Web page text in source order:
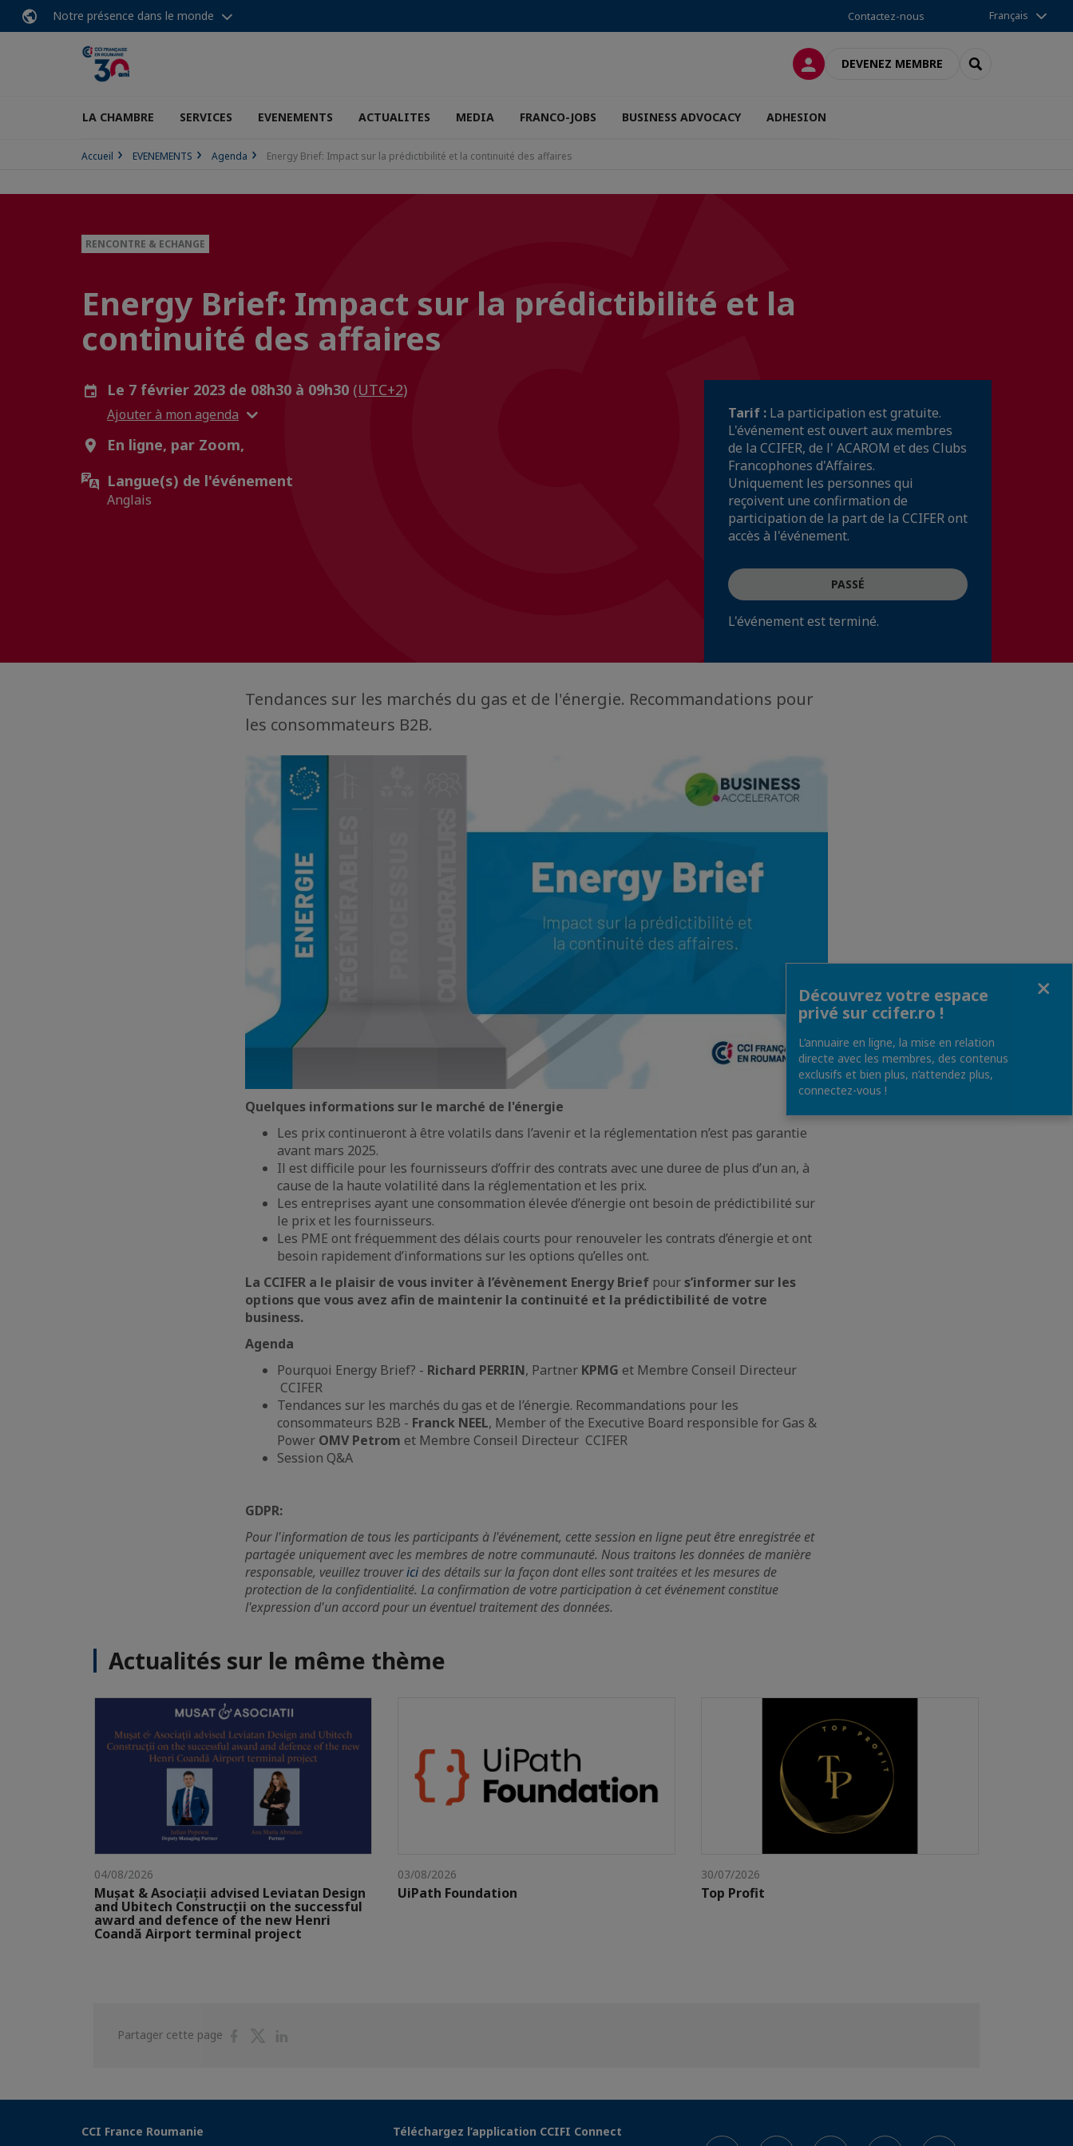
Notre présence dans le monde Contactez-nous Français
CONNEXIONDEVENEZ MEMBRE RECHERCHER
LA CHAMBRE SERVICES EVENEMENTS ACTUALITES MEDIA FRANCO-JOBS BUSINESS ADVOCACY ADHESION
Accueil EVENEMENTS Agenda Energy Brief: Impact sur la prédictibilité et la continuité des affaires
RENCONTRE & ECHANGE
Energy Brief: Impact sur la prédictibilité et la
continuité des affaires
Le 7 février 2023 de 08h30 à 09h30 (UTC+2)
Ajouter à mon agenda
En ligne, par Zoom,
Langue(s) de l'événement
Anglais
Tarif : La participation est gratuite.
L'événement est ouvert aux membres
de la CCIFER, de l' ACAROM et des Clubs
Francophones d'Affaires.
Uniquement les personnes qui
reçoivent une confirmation de
participation de la part de la CCIFER ont
accès à l'événement.
PASSÉ
L'événement est terminé.
Tendances sur les marchés du gas et de l'énergie. Recommandations pour
les consommateurs B2B.
Quelques informations sur le marché de l'énergie
Les prix continueront à être volatils dans l’avenir et la réglementation n’est pas garantie
avant mars 2025.
Il est difficile pour les fournisseurs d’offrir des contrats avec une duree de plus d’un an, à
cause de la haute volatilité dans la réglementation et les prix.
Les entreprises ayant une consommation élevée d’énergie ont besoin de prédictibilité sur
le prix et les fournisseurs.
Les PME ont fréquemment des délais courts pour renouveler les contrats d’énergie et ont
besoin rapidement d’informations sur les options qu’elles ont.
La CCIFER a le plaisir de vous inviter à l’évènement Energy Brief pours’informer sur les
options que vous avez afin de maintenir la continuité et la prédictibilité de votre
business.
Agenda
Pourquoi Energy Brief? - Richard PERRIN, Partner KPMG et Membre Conseil Directeur
CCIFER
Tendances sur les marchés du gas et de l’énergie. Recommandations pour les
consommateurs B2B - Franck NEEL, Member of the Executive Board responsible for Gas &
Power OMV Petrom et Membre Conseil Directeur CCIFER
Session Q&A
GDPR:
Pour l'information de tous les participants à l'événement, cette session en ligne peut être enregistrée et
partagée uniquement avec les membres de notre communauté. Nous traitons les données de manière
responsable, veuillez trouvericides détails sur la façon dont elles sont traitées et les mesures de
protection de la confidentialité. La confirmation de votre participation à cet événement constitue
l'expression d'un accord pour un éventuel traitement des données.
Actualités sur le même thème
04/08/2026
Mușat & Asociații advised Leviatan Design
and Ubitech Construcții on the successful
award and defence of the new Henri
Coandă Airport terminal project
03/08/2026
UiPath Foundation
30/07/2026
Top Profit
Partager cette page
PartagerPartager
CCI France Roumanie Téléchargez l’application CCIFI Connect
Découvrez votre espace
privé sur ccifer.ro !
L’annuaire en ligne, la mise en relation
directe avec les membres, des contenus
exclusifs et bien plus, n’attendez plus,
connectez-vous !